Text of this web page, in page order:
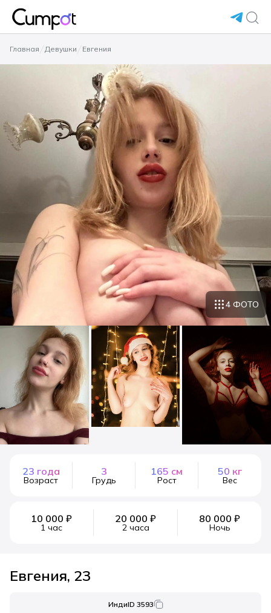
Главная Девушки Евгения
4 ФОТО
23 года
Возраст
3
Грудь
165 см
Рост
50 кг
Вес
10 000 ₽
1 час
20 000 ₽
2 часа
80 000 ₽
Ночь
Евгения, 23
ИндиID 3593